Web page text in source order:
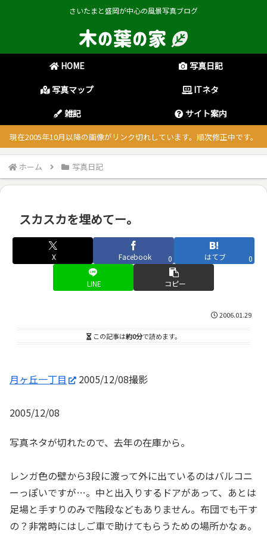
さいたまと盛岡が中心の風景写真ブログ
HOME
写真日記
写真マップ
ITネタ
雑記
サイト案内
現在2005年10月以降の画像がリンク切れしています。順次修正中です。
ホーム 写真日記
スカスカを埋めてー。
X Facebook 0 はてブ 0
LINE コピー
2006.01.29
この記事は約0分で読めます。
月ヶ丘一丁目 2005/12/08撮影
2005/12/08
写真ネタが切れたので、去年の在庫から。
レンガ色の壁から3段に渡って外に出ているのはバルコニ
ーっぽいですが…。中と出入りするドアがあって、あとは
足場と手すりのみで階段などもありません。布団でも干す
の？非常時にはしご車で助けてもらうための場所かなぁ。